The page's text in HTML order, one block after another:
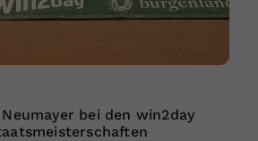
bei den win2day